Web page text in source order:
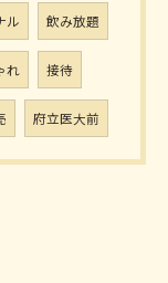
ル 飲み放題
れ 接待
府立医大前